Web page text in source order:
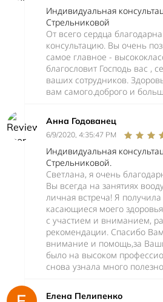
Индивидуальная
Стрельниковой
От всего сердца
консультацию. Вы очень
самое главное -
благословит Господь вас ,
ваших сотрудников.
вам самого.доброго и
Анна Годованец
6/9/2020, 4:35:47 PM
Индивидуальная
Стрельниковой.
Светлана, я очень
Вы всегда на занятиях
личная встреча! Я
касающиеся моего
с участием и вниманием,
рекомендации. Спасибо
внимание и помощь,за
было на высоком
снова узнала много
Елена Пелипенко